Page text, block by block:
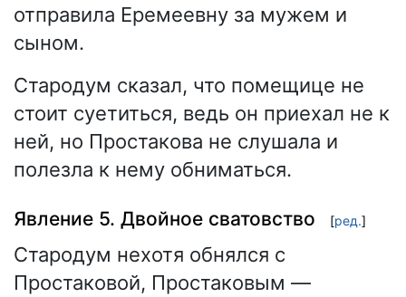
отправила Еремеевну за мужем и
сыном.
Стародум сказал, что помещице не
стоит суетиться, ведь он приехал не к
ней, но Простакова не слушала и
полезла к нему обниматься.
Явление 5. Двойное сватовство [ред.]
Стародум нехотя обнялся с
Простаковой, Простаковым —